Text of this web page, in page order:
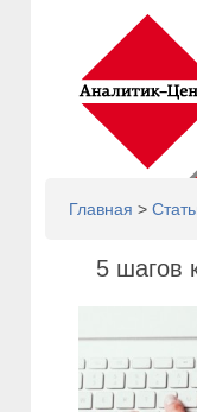
Главная >
5 шагов